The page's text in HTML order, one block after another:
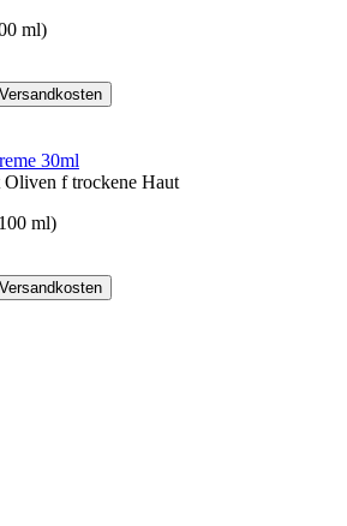
ml)
30ml
f trockene Haut
ml)